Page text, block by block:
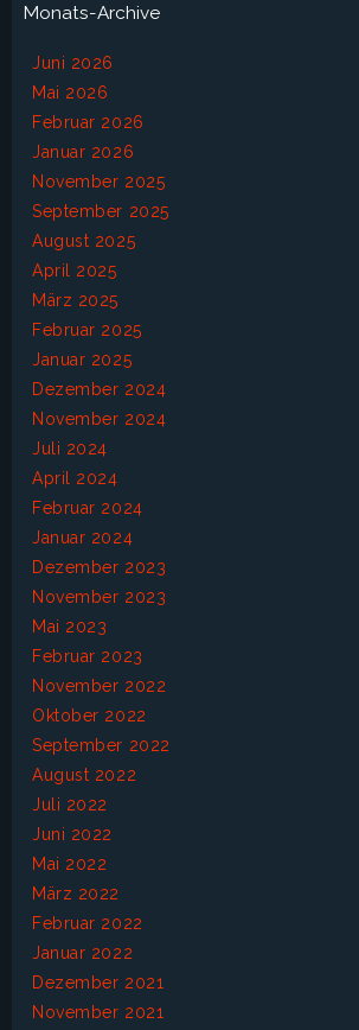
Monats-Archive
Juni 2026
Mai 2026
Februar 2026
Januar 2026
November 2025
September 2025
August 2025
April 2025
März 2025
Februar 2025
Januar 2025
Dezember 2024
November 2024
Juli 2024
April 2024
Februar 2024
Januar 2024
Dezember 2023
November 2023
Mai 2023
Februar 2023
November 2022
Oktober 2022
September 2022
August 2022
Juli 2022
Juni 2022
Mai 2022
März 2022
Februar 2022
Januar 2022
Dezember 2021
November 2021